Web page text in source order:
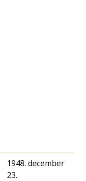
1948. december
23.